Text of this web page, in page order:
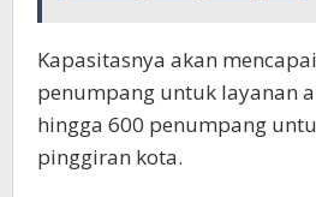
Kapasitasnya akan
penumpang untuk layanan
hingga 600 penumpang
pinggiran kota.